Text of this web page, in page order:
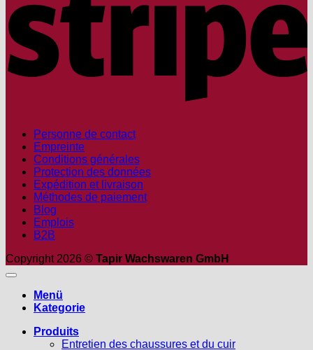
Personne de contact
Empreinte
Conditions générales
Protection des données
Expédition et livraison
Méthodes de paiement
Blog
Emplois
B2B
Copyright 2026 © Tapir Wachswaren GmbH
Menü
Kategorie
Produits
Entretien des chaussures et du cuir